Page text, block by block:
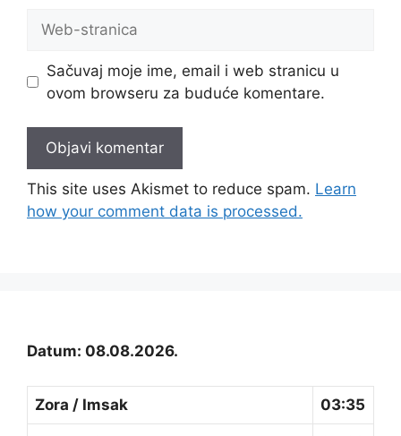
stranica
Sačuvaj moje ime, email i web stranicu u
ovom browseru za buduće komentare.
This site uses Akismet to reduce spam. Learn
how your comment data is processed.
Datum: 08.08.2026.
Zora / Imsak 03:35